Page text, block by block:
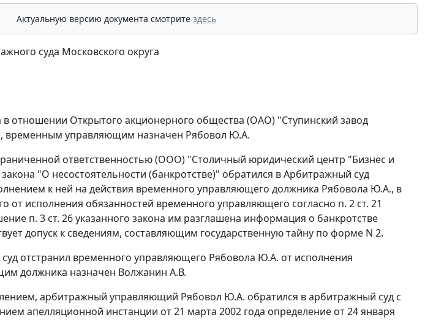
Актуальную версию документа смотрите здесь
суда Московского округа
в отношении Открытого акционерного общества (ОАО) "Ступинский завод
временным управляющим назначен Рябовол Ю.А.
ответственностью (ООО) "Столичный юридический центр "Бизнес и
"О несостоятельности (банкротстве)" обратился в Арбитражный суд
к ней на действия временного управляющего должника Рябовола Ю.А., в
от исполнения обязанностей временного управляющего согласно п. 2 ст. 21
п. 3 ст. 26указанного закона им разглашена информация о банкротстве
допуск к сведениям, составляющим государственную тайну по форме N 2.
отстранил временного управляющего Рябовола Ю.А. от исполнения
должника назначен Волжанин А.В.
арбитражный управляющий Рябовол Ю.А. обратился в арбитражный суд с
апелляционной инстанции от 21 марта 2002 года определение от 24 января